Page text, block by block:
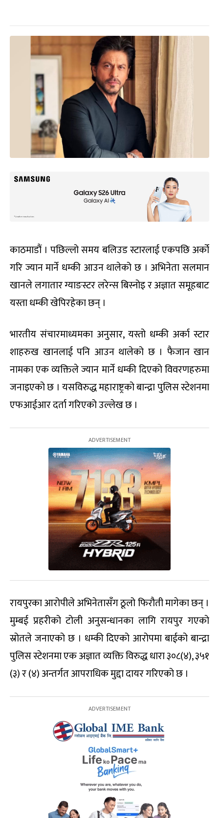
काठमाडौं । पछिल्लो समय बलिउड स्टारलाई एकपछि अर्को
गरि ज्यान मार्ने धम्की आउन थालेको छ । अभिनेता सलमान
खानले लगातार ग्याङस्टर लरेन्स बिस्नोइ र अज्ञात समूहबाट
यस्ता धम्की खेपिरहेका छन् ।
भारतीय संचारमाध्यमका अनुसार, यस्तो धम्की अर्का स्टार
शाहरुख खानलाई पनि आउन थालेको छ । फैजान खान
नामका एक व्यक्तिले ज्यान मार्ने धम्की दिएको विवरणहरुमा
जनाइएको छ । यसविरुद्ध महाराष्ट्रको बान्द्रा पुलिस स्टेशनमा
एफआईआर दर्ता गरिएको उल्लेख छ ।
रायपुरका आरोपीले अभिनेतासँग ठूलो फिरौती मागेका छन् ।
मुम्बई प्रहरीको टोली अनुसन्धानका लागि रायपुर गएको
स्रोतले जनाएको छ । धम्की दिएको आरोपमा बाईको बान्द्रा
पुलिस स्टेशनमा एक अज्ञात व्यक्ति विरुद्ध धारा ३०८(४), ३५१
(३) र (४) अन्तर्गत आपराधिक मुद्दा दायर गरिएको छ ।